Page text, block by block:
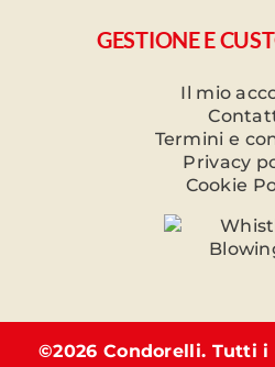
GESTIONE E
Il mio
Termini e
Privacy
Cookie
©2026 Condorelli. Tutti